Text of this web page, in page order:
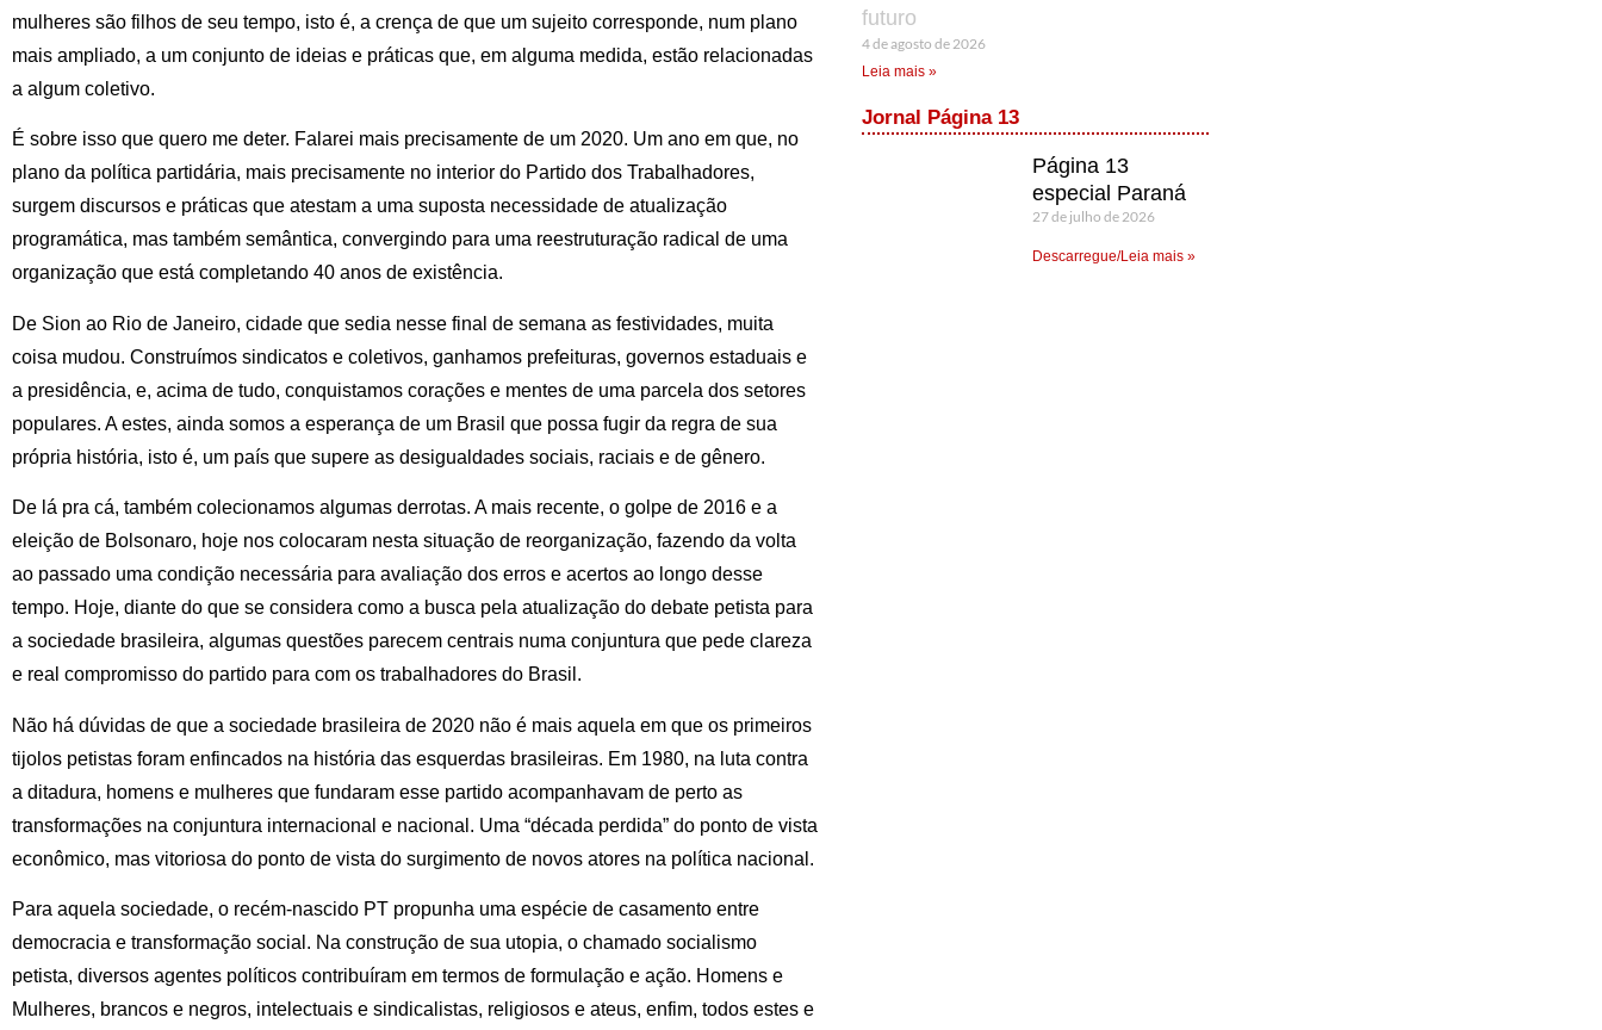
mulheres são filhos de seu tempo, isto é, a crença de que um sujeito corresponde, num plano
mais ampliado, a um conjunto de ideias e práticas que, em alguma medida, estão relacionadas
a algum coletivo.
É sobre isso que quero me deter. Falarei mais precisamente de um 2020. Um ano em que, no
plano da política partidária, mais precisamente no interior do Partido dos Trabalhadores,
surgem discursos e práticas que atestam a uma suposta necessidade de atualização
programática, mas também semântica, convergindo para uma reestruturação radical de uma
organização que está completando 40 anos de existência.
De Sion ao Rio de Janeiro, cidade que sedia nesse final de semana as festividades, muita
coisa mudou. Construímos sindicatos e coletivos, ganhamos prefeituras, governos estaduais e
a presidência, e, acima de tudo, conquistamos corações e mentes de uma parcela dos setores
populares. A estes, ainda somos a esperança de um Brasil que possa fugir da regra de sua
própria história, isto é, um país que supere as desigualdades sociais, raciais e de gênero.
De lá pra cá, também colecionamos algumas derrotas. A mais recente, o golpe de 2016 e a
eleição de Bolsonaro, hoje nos colocaram nesta situação de reorganização, fazendo da volta
ao passado uma condição necessária para avaliação dos erros e acertos ao longo desse
tempo. Hoje, diante do que se considera como a busca pela atualização do debate petista para
a sociedade brasileira, algumas questões parecem centrais numa conjuntura que pede clareza
e real compromisso do partido para com os trabalhadores do Brasil.
Não há dúvidas de que a sociedade brasileira de 2020 não é mais aquela em que os primeiros
tijolos petistas foram enfincados na história das esquerdas brasileiras. Em 1980, na luta contra
a ditadura, homens e mulheres que fundaram esse partido acompanhavam de perto as
transformações na conjuntura internacional e nacional. Uma “década perdida” do ponto de vista
econômico, mas vitoriosa do ponto de vista do surgimento de novos atores na política nacional.
Para aquela sociedade, o recém-nascido PT propunha uma espécie de casamento entre
democracia e transformação social. Na construção de sua utopia, o chamado socialismo
petista, diversos agentes políticos contribuíram em termos de formulação e ação. Homens e
Mulheres, brancos e negros, intelectuais e sindicalistas, religiosos e ateus, enfim, todos estes e
futuro
4 de agosto de 2026
Leia mais »
Jornal Página 13
Página 13
especial Paraná
27 de julho de 2026
Descarregue/Leia mais »